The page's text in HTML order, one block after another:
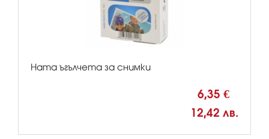
Hama ъгълчета за снимки
6,35 €
12,42 лв.